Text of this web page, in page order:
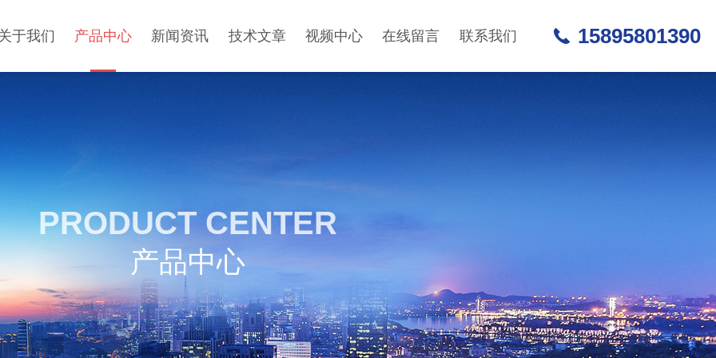
于我们 产品中心 新闻资讯 技术文章 视频中心 在线留言 联系我们 15895801390
PRODUCT CENTER
产品中心